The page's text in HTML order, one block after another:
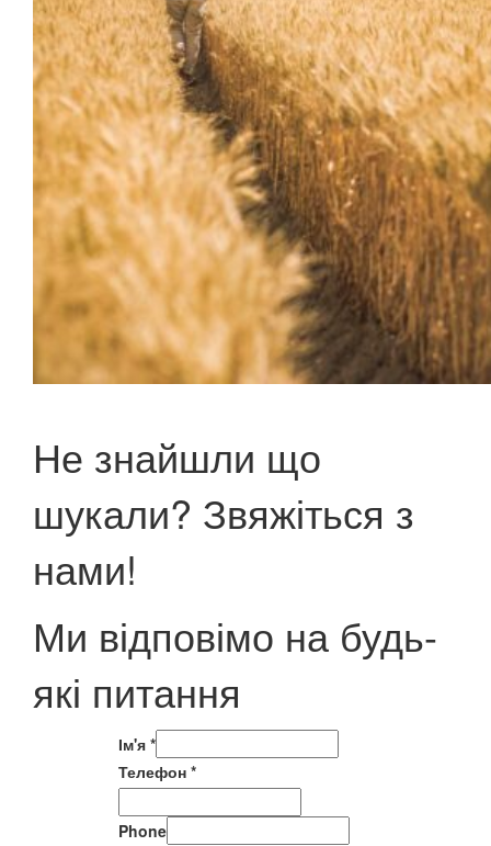
Не знайшли що
шукали? Звяжіться з
нами!
Ми відповімо на будь-
які питання
Ім'я *
Телефон *
Phone